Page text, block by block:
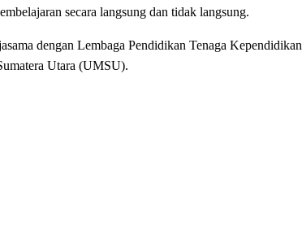
secara langsung dan tidak langsung.
dengan Lembaga Pendidikan Tenaga Kependidikan
Utara (UMSU).